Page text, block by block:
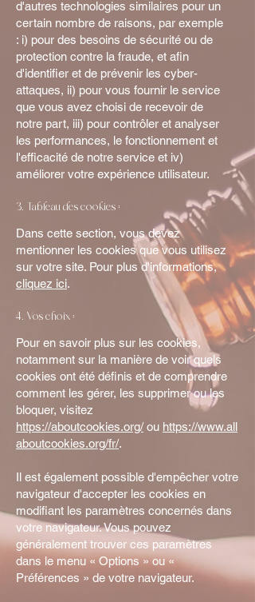
d'autres technologies similaires pour un
certain nombre de raisons, par exemple
: i) pour des besoins de sécurité ou de
protection contre la fraude, et afin
d'identifier et de prévenir les cyber-
attaques, ii) pour vous fournir le service
que vous avez choisi de recevoir de
notre part, iii) pour contrôler et analyser
les performances, le fonctionnement et
l'efficacité de notre service et iv)
améliorer votre expérience utilisateur.
3. Tableau des cookies :
Dans cette section, vous devez
mentionner les cookies que vous utilisez
sur votre site. Pour plus d'informations,
cliquez ici.
4. Vos choix :
Pour en savoir plus sur les cookies,
notamment sur la manière de voir quels
cookies ont été définis et de comprendre
comment les gérer, les supprimer ou les
bloquer, visitez
https://aboutcookies.org/ ou https://www.all
aboutcookies.org/fr/.
Il est également possible d'empêcher votre
navigateur d'accepter les cookies en
modifiant les paramètres concernés dans
votre navigateur. Vous pouvez
généralement trouver ces paramètres
dans le menu « Options » ou «
Préférences » de votre navigateur.